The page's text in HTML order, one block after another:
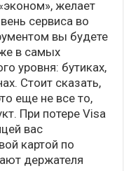
желает
сервиса во
вы будете
в самых
уровня: бутиках,
Стоит сказать,
еще не все то,
При потере Visa
вас
картой по
держателя